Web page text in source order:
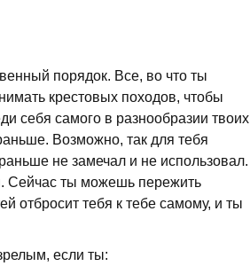
порядок. Все, во что ты
крестовых походов, чтобы
себя самого в разнообразии твоих
Возможно, так для тебя
не замечал и не использовал.
Сейчас ты можешь пережить
отбросит тебя к тебе самому, и ты
если ты: